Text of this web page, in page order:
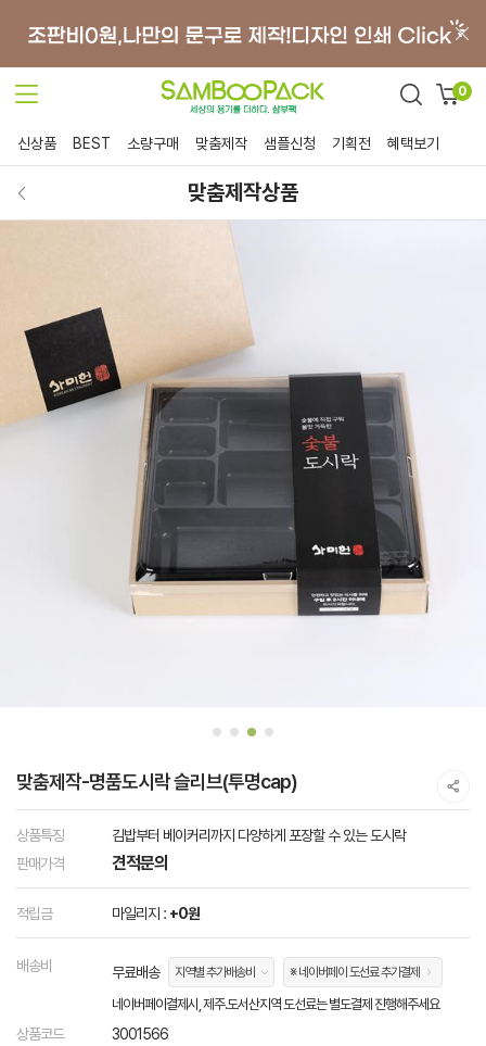
0
신상품 BEST 소량구매 맞춤제작 샘플신청 기획전 혜택보기
맞춤제작상품
맞춤제작-명품도시락 슬리브(투명cap)
상품특징
김밥부터 베이커리까지 다양하게 포장할 수 있는 도시락
판매가격
견적문의
적립금 마일리지 : +0원
배송비 무료배송 지역별 추가배송비 ※ 네이버페이 도선료 추가결제
네이버페이결제시, 제주.도서산지역 도선료는 별도결제 진행해주세요
상품코드 3001566